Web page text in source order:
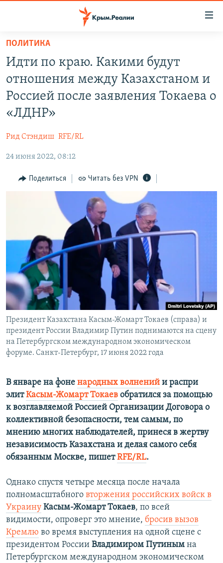
Вернуться
основному
содержанию
Вернутся
главной
Вернутся
СПЕЦПРОЕКТЫ
КАРТА ВОЕННЫХ ОБЪЕКТОВ КРЫМА
ВОДА
ИСТОРИЯ
ИНФОГРАФИКА
ТЕЛЕПРОЕКТ КРЫМ.РЕАЛИИ
СОВЕТЫ ПРАВОЗАЩИТНИКОВ
ПРОПАВШИЕ БЕЗ ВЕСТИ
ПОБЕДИТЕЛЕЙ НЕ СУДЯТ?
КРЫМ.НЕПОКОРЕННЫЙ
ELIFBE
УКРАИНСКАЯ ПРОБЛЕМА КРЫМА
РАДІО СВОБОДА
КАК ОБОЙТИ БЛОКИРОВКУ
ПРИСОЕДИНЯЙТЕСЬ!
Все сайты RFE/RL
ПОЛИТИКА
Идти по краю. Какими будут
отношения между Казахстаном и
Россией после заявления Токаева о
«ЛДНР»
Рид Стэндиш RFE/RL
24 июня 2022, 08:12
Поделиться Читать без VPN
Президент Казахстана Касым-Жомарт Токаев (справа) и
президент России Владимир Путин поднимаются на сцену
на Петербургском международном экономическом
форуме. Санкт-Петербург, 17 июня 2022 года
В январе на фоне народных волнений и распри
элитКасым-Жомарт Токаев обратился за помощью
к возглавляемой Россией Организации Договора о
коллективной безопасности, тем самым, по
мнению многих наблюдателей, принеся в жертву
независимость Казахстана и делая самого себя
обязанным Москве, пишетRFE/RL.
Однако спустя четыре месяца после начала
полномасштабного вторжения российских войск в
Украину Касым-Жомарт Токаев, по всей
видимости, опроверг это мнение, бросив вызов
Кремлю во время выступления на одной сцене с
президентом России Владимиром Путиным на
Петербургском международном экономическом